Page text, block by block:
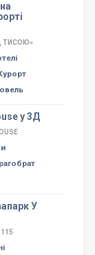
ТИСОЮ»
у 3Д
У